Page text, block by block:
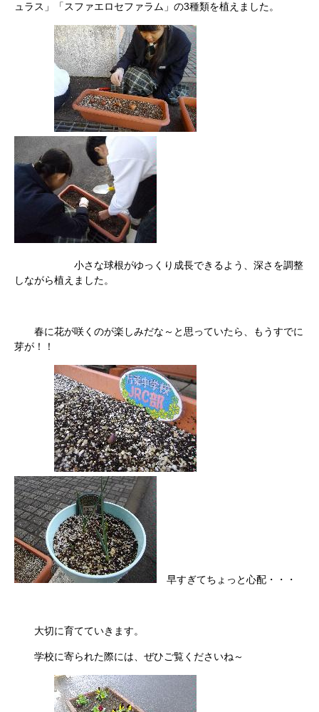
ュラス」「スファエロセファラム」の3種類を植えました。
小さな球根がゆっくり成長できるよう、深さを調整
しながら植えました。
春に花が咲くのが楽しみだな～と思っていたら、もうすでに
芽が！！
早すぎてちょっと心配・・・
大切に育てていきます。
学校に寄られた際には、ぜひご覧くださいね～